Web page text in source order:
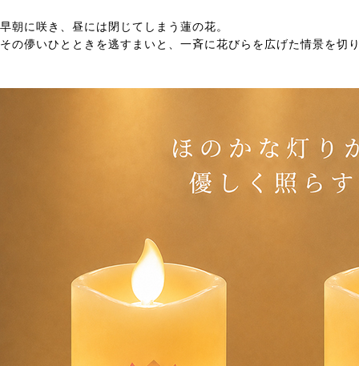
早朝に咲き、昼には閉じてしまう蓮の花。
その儚いひとときを逃すまいと、一斉に花びらを広げた情景を切